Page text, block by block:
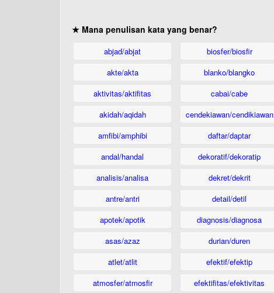
★ Mana penulisan kata yang benar?
abjad/abjat
akte/akta
aktivitas/aktifitas
akidah/aqidah
amfibi/amphibi
andal/handal
analisis/analisa
antre/antri
apotek/apotik
asas/azaz
atlet/atlit
atmosfer/atmosfir
biosfer/biosfir
blanko/blangko
cabai/cabe
cendekiawan/cendikiawan
daftar/daptar
dekoratif/dekoratip
dekret/dekrit
detail/detil
diagnosis/diagnosa
durian/duren
efektif/efektip
efektifitas/efektivitas